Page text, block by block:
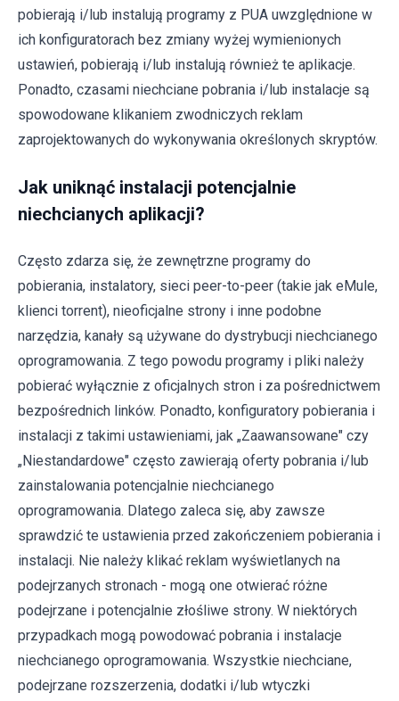
pobierają i/lub instalują programy z PUA uwzględnione w
ich konfiguratorach bez zmiany wyżej wymienionych
ustawień, pobierają i/lub instalują również te aplikacje.
Ponadto, czasami niechciane pobrania i/lub instalacje są
spowodowane klikaniem zwodniczych reklam
zaprojektowanych do wykonywania określonych skryptów.
Jak uniknąć instalacji potencjalnie
niechcianych aplikacji?
Często zdarza się, że zewnętrzne programy do
pobierania, instalatory, sieci peer-to-peer (takie jak eMule,
klienci torrent), nieoficjalne strony i inne podobne
narzędzia, kanały są używane do dystrybucji niechcianego
oprogramowania. Z tego powodu programy i pliki należy
pobierać wyłącznie z oficjalnych stron i za pośrednictwem
bezpośrednich linków. Ponadto, konfiguratory pobierania i
instalacji z takimi ustawieniami, jak „Zaawansowane" czy
„Niestandardowe" często zawierają oferty pobrania i/lub
zainstalowania potencjalnie niechcianego
oprogramowania. Dlatego zaleca się, aby zawsze
sprawdzić te ustawienia przed zakończeniem pobierania i
instalacji. Nie należy klikać reklam wyświetlanych na
podejrzanych stronach - mogą one otwierać różne
podejrzane i potencjalnie złośliwe strony. W niektórych
przypadkach mogą powodować pobrania i instalacje
niechcianego oprogramowania. Wszystkie niechciane,
podejrzane rozszerzenia, dodatki i/lub wtyczki